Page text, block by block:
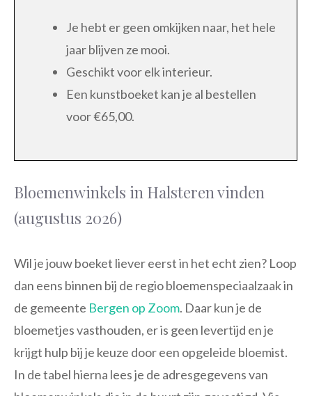
Je hebt er geen omkijken naar, het hele
jaar blijven ze mooi.
Geschikt voor elk interieur.
Een kunstboeket kan je al bestellen
voor €65,00.
Bloemenwinkels in Halsteren vinden
(augustus 2026)
Wil je jouw boeket liever eerst in het echt zien? Loop
dan eens binnen bij de regio bloemenspeciaalzaak in
de gemeente Bergen op Zoom. Daar kun je de
bloemetjes vasthouden, er is geen levertijd en je
krijgt hulp bij je keuze door een opgeleide bloemist.
In de tabel hierna lees je de adresgegevens van